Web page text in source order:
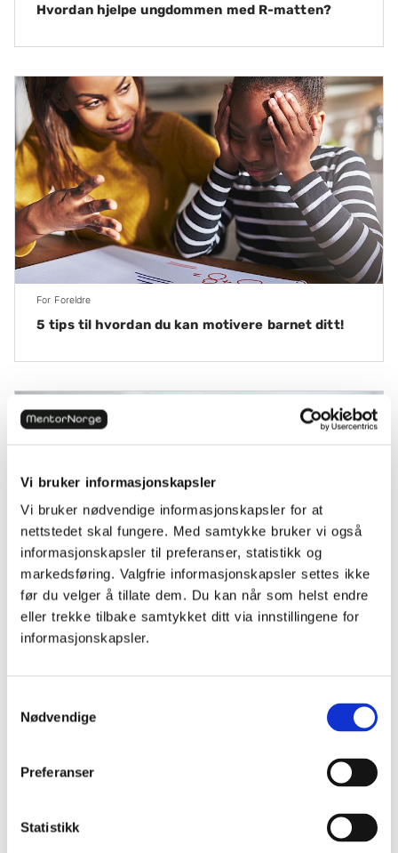
Vi bruker informasjonskapsler
Vi bruker nødvendige informasjonskapsler for at
nettstedet skal fungere. Med samtykke bruker vi også
informasjonskapsler til preferanser, statistikk og
markedsføring. Valgfrie informasjonskapsler settes ikke
før du velger å tillate dem. Du kan når som helst endre
eller trekke tilbake samtykket ditt via innstillingene for
informasjonskapsler.
Nødvendige
Preferanser
Statistikk
Hvordan hjelpe ungdommen med R-matten?
For Foreldre
5 tips til hvordan du kan motivere barnet ditt!
For Foreldre
Vi gir bort leksehjelp til en verdi av 800.000!